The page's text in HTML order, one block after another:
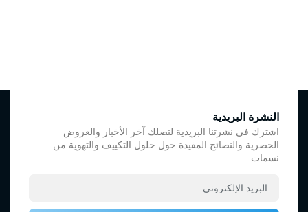
النشرة البريدية
اشترك في نشرتنا البريدية لتصلك آخر الأخبار والعروض
الحصرية والنصائح المفيدة حول حلول التكييف والتهوية من
نسمات.